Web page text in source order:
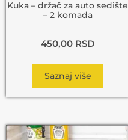
Kuka – držač za auto sedište
– 2 komada
450,00 RSD
Saznaj više